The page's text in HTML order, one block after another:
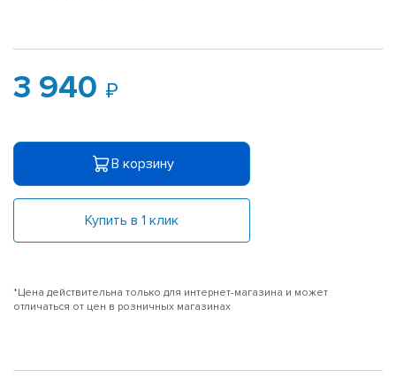
3 940
В корзину
Купить в 1 клик
*Цена действительна только для интернет-магазина и может
отличаться от цен в розничных магазинах